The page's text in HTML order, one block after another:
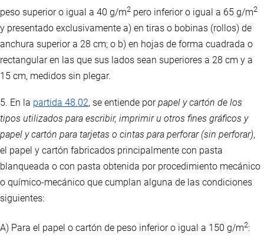
peso superior o igual a 40 g/m2 pero inferior o igual a 65 g/m2
y presentado exclusivamente a) en tiras o bobinas (rollos) de
anchura superior a 28 cm; o b) en hojas de forma cuadrada o
rectangular en las que sus lados sean superiores a 28 cm y a
15 cm, medidos sin plegar.
5. En la partida 48.02, se entiende porpapel y cartón de los
tipos utilizados para escribir, imprimir u otros fines gráficos y
papel y cartón para tarjetas o cintas para perforar (sin perforar),
el papel y cartón fabricados principalmente con pasta
blanqueada o con pasta obtenida por procedimiento mecánico
o químico-mecánico que cumplan alguna de las condiciones
siguientes:
A) Para el papel o cartón de peso inferior o igual a 150 g/m2: